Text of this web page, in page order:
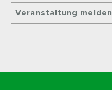
Veranstaltung melden